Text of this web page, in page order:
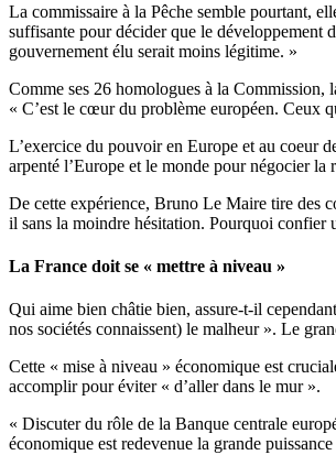
La commissaire à la Pêche semble pourtant,
suffisante pour décider que le développement
gouvernement élu serait moins légitime. »
Comme ses 26 homologues à la Commission,
« C’est le cœur du problème européen. Ceux
L’exercice du pouvoir en Europe et au coeur
arpenté l’Europe et le monde pour négocier
De cette expérience, Bruno Le Maire tire des
il sans la moindre hésitation. Pourquoi confier
La France doit se « mettre à niveau »
Qui aime bien châtie bien, assure-t-il
nos sociétés connaissent) le malheur ». Le
Cette « mise à niveau » économique est
accomplir pour éviter « d’aller dans le mur ».
« Discuter du rôle de la Banque centrale
économique est redevenue la grande